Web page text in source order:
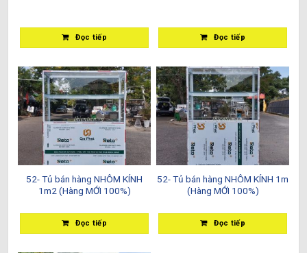
Đọc tiếp Đọc tiếp
52- Tủ bán hàng NHÔM KÍNH
1m2 (Hàng MỚI 100%)
Đọc tiếp
52- Tủ bán hàng NHÔM KÍNH 1m
(Hàng MỚI 100%)
Đọc tiếp